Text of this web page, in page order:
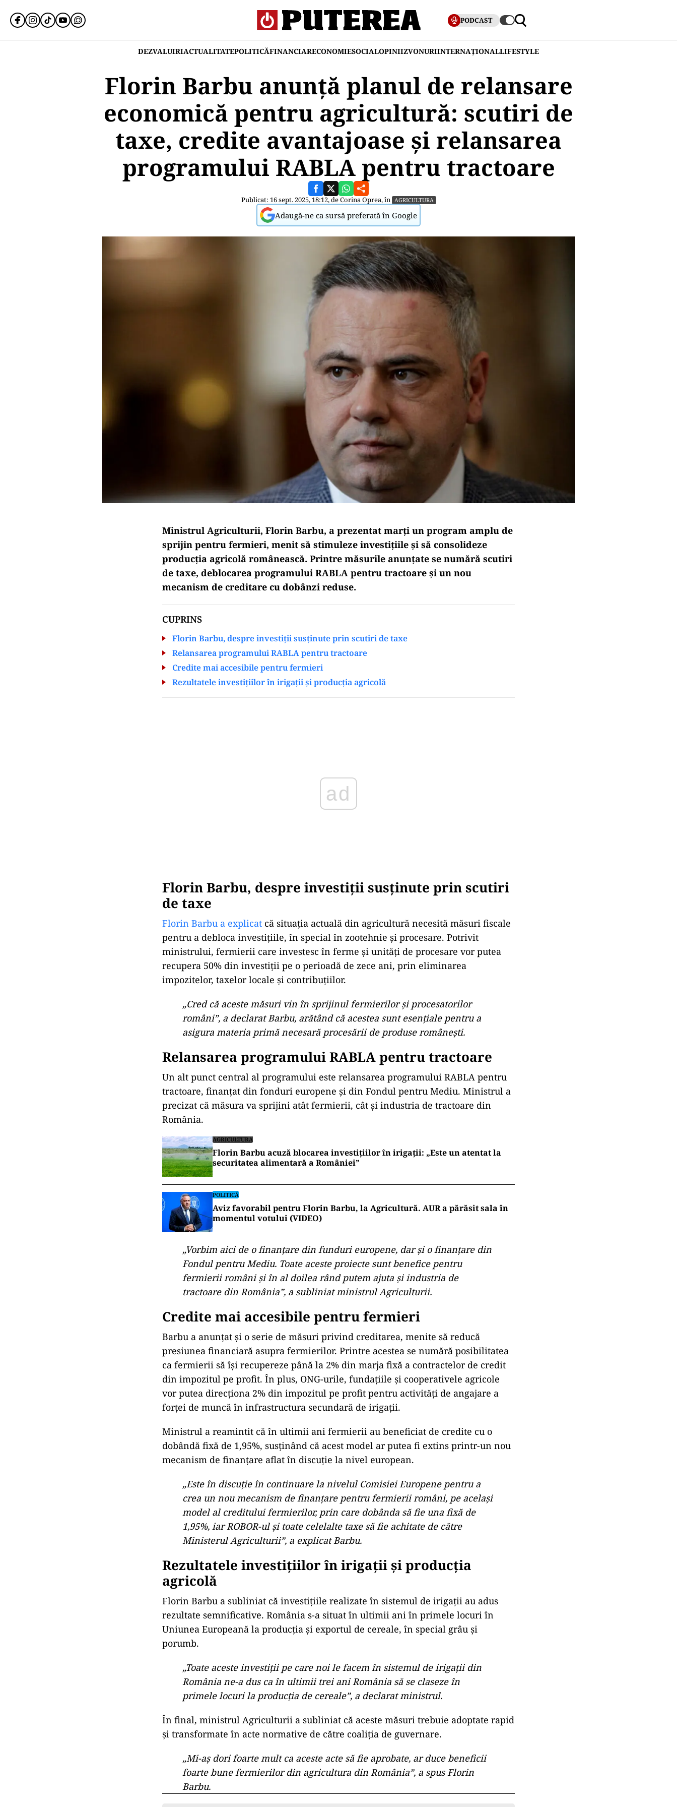
PODCAST
DEZVALUIRIACTUALITATEPOLITICĂFINANCIARECONOMIESOCIALOPINIIZVONURIINTERNAȚIONALLIFESTYLE
Florin Barbu anunță planul de relansare
economică pentru agricultură: scutiri de
taxe, credite avantajoase și relansarea
programului RABLA pentru tractoare
Publicat: 16 sept. 2025, 18:12, deCorina Oprea, în AGRICULTURA
Adaugă-ne ca sursă preferată în Google
Ministrul Agriculturii, Florin Barbu, a prezentat marți un program amplu de
sprijin pentru fermieri, menit să stimuleze investițiile și să consolideze
producția agricolă românească. Printre măsurile anunțate se numără scutiri
de taxe, deblocarea programului RABLA pentru tractoare și un nou
mecanism de creditare cu dobânzi reduse.
CUPRINS
Florin Barbu, despre investiții susținute prin scutiri de taxe
Relansarea programului RABLA pentru tractoare
Credite mai accesibile pentru fermieri
Rezultatele investițiilor în irigații și producția agricolă
Florin Barbu, despre investiții susținute prin scutiri
de taxe
Florin Barbu a explicat că situația actuală din agricultură necesită măsuri fiscale
pentru a debloca investițiile, în special în zootehnie și procesare. Potrivit
ministrului, fermierii care investesc în ferme și unități de procesare vor putea
recupera 50% din investiții pe o perioadă de zece ani, prin eliminarea
impozitelor, taxelor locale și contribuțiilor.
„Cred că aceste măsuri vin în sprijinul fermierilor şi procesatorilor
români”, a declarat Barbu, arătând că acestea sunt esențiale pentru a
asigura materia primă necesară procesării de produse românești.
Relansarea programului RABLA pentru tractoare
Un alt punct central al programului este relansarea programului RABLA pentru
tractoare, finanțat din fonduri europene și din Fondul pentru Mediu. Ministrul a
precizat că măsura va sprijini atât fermierii, cât și industria de tractoare din
România.
AGRICULTURA
Florin Barbu acuză blocarea investițiilor în irigații: „Este un atentat la
securitatea alimentară a României”
POLITICĂ
Aviz favorabil pentru Florin Barbu, la Agricultură. AUR a părăsit sala în
momentul votului (VIDEO)
„Vorbim aici de o finanţare din funduri europene, dar şi o finanţare din
Fondul pentru Mediu. Toate aceste proiecte sunt benefice pentru
fermierii români şi în al doilea rând putem ajuta şi industria de
tractoare din România”, a subliniat ministrul Agriculturii.
Credite mai accesibile pentru fermieri
Barbu a anunțat și o serie de măsuri privind creditarea, menite să reducă
presiunea financiară asupra fermierilor. Printre acestea se numără posibilitatea
ca fermierii să își recupereze până la 2% din marja fixă a contractelor de credit
din impozitul pe profit. În plus, ONG-urile, fundațiile și cooperativele agricole
vor putea direcționa 2% din impozitul pe profit pentru activități de angajare a
forței de muncă în infrastructura secundară de irigații.
Ministrul a reamintit că în ultimii ani fermierii au beneficiat de credite cu o
dobândă fixă de 1,95%, susținând că acest model ar putea fi extins printr-un nou
mecanism de finanțare aflat în discuție la nivel european.
„Este în discuţie în continuare la nivelul Comisiei Europene pentru a
crea un nou mecanism de finanţare pentru fermierii români, pe acelaşi
model al creditului fermierilor, prin care dobânda să fie una fixă de
1,95%, iar ROBOR-ul şi toate celelalte taxe să fie achitate de către
Ministerul Agriculturii”, a explicat Barbu.
Rezultatele investițiilor în irigații și producția
agricolă
Florin Barbu a subliniat că investițiile realizate în sistemul de irigații au adus
rezultate semnificative. România s-a situat în ultimii ani în primele locuri în
Uniunea Europeană la producția și exportul de cereale, în special grâu și
porumb.
„Toate aceste investiţii pe care noi le facem în sistemul de irigaţii din
România ne-a dus ca în ultimii trei ani România să se claseze în
primele locuri la producţia de cereale”, a declarat ministrul.
În final, ministrul Agriculturii a subliniat că aceste măsuri trebuie adoptate rapid
și transformate în acte normative de către coaliția de guvernare.
„Mi-aş dori foarte mult ca aceste acte să fie aprobate, ar duce beneficii
foarte bune fermierilor din agricultura din România”, a spus Florin
Barbu.